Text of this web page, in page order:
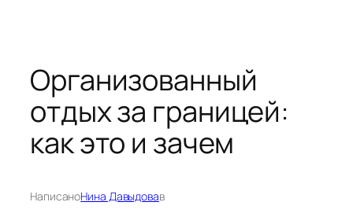
Организованный
отдых за границей:
как это и зачем
НаписаноНина Давыдовав